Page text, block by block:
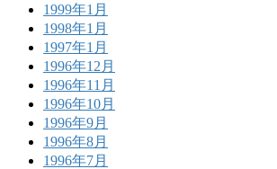
1999年1月
1998年1月
1997年1月
1996年12月
1996年11月
1996年10月
1996年9月
1996年8月
1996年7月